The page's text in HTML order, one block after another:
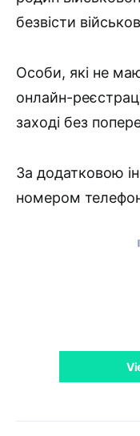
безвісти
Особи, які не
онлайн-
заході без
За додатковою
номером